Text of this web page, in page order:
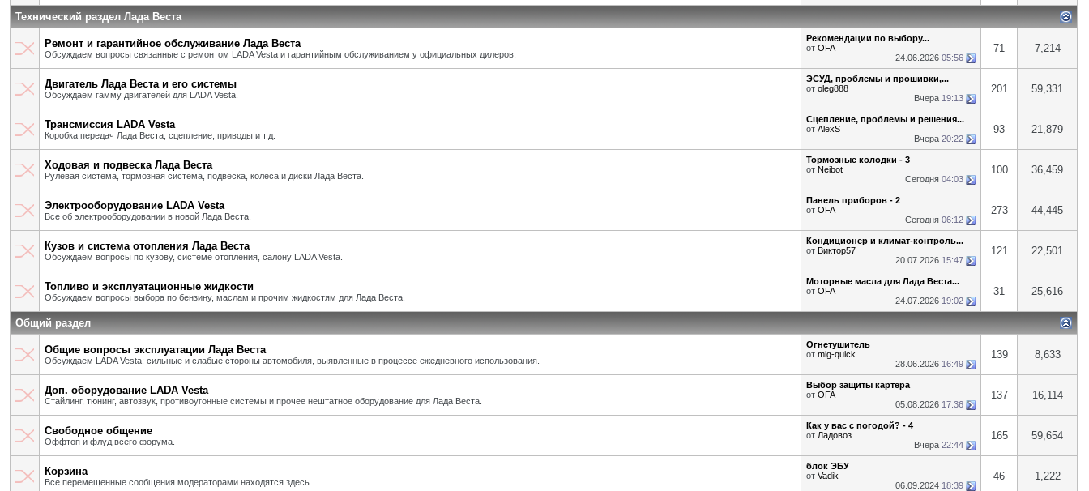
Технический раздел Лада Веста
Ремонт и гарантийное обслуживание Лада Веста
Обсуждаем вопросы связанные с ремонтом LADA Vesta и гарантийным обслуживанием у официальных дилеров.
Рекомендации по выбору...
от OFA
24.06.2026 05:56
71 7,214
Двигатель Лада Веста и его системы
Обсуждаем гамму двигателей для LADA Vesta.
ЭСУД, проблемы и прошивки,...
от oleg888
Вчера 19:13
201 59,331
Трансмиссия LADA Vesta
Коробка передач Лада Веста, сцепление, приводы и т.д.
Сцепление, проблемы и решения...
от AlexS
Вчера 20:22
93 21,879
Ходовая и подвеска Лада Веста
Рулевая система, тормозная система, подвеска, колеса и диски Лада Веста.
Тормозные колодки - 3
от Neibot
Сегодня 04:03
100 36,459
Электрооборудование LADA Vesta
Все об электрооборудовании в новой Лада Веста.
Панель приборов - 2
от OFA
Сегодня 06:12
273 44,445
Кузов и система отопления Лада Веста
Обсуждаем вопросы по кузову, системе отопления, салону LADA Vesta.
Кондиционер и климат-контроль...
от Виктор57
20.07.2026 15:47
121 22,501
Топливо и эксплуатационные жидкости
Обсуждаем вопросы выбора по бензину, маслам и прочим жидкостям для Лада Веста.
Моторные масла для Лада Веста...
от OFA
24.07.2026 19:02
31 25,616
Общий раздел
Общие вопросы эксплуатации Лада Веста
Обсуждаем LADA Vesta: сильные и слабые стороны автомобиля, выявленные в процессе ежедневного использования.
Огнетушитель
от mig-quick
28.06.2026 16:49
139 8,633
Доп. оборудование LADA Vesta
Стайлинг, тюнинг, автозвук, противоугонные системы и прочее нештатное оборудование для Лада Веста.
Выбор защиты картера
от OFA
05.08.2026 17:36
137 16,114
Свободное общение
Оффтоп и флуд всего форума.
Как у вас с погодой? - 4
от Ладовоз
Вчера 22:44
165 59,654
Корзина
Все перемещенные сообщения модераторами находятся здесь.
блок ЭБУ
от Vadik
06.09.2024 18:39
46 1,222